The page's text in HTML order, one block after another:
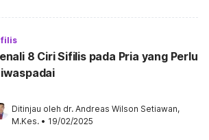
8 Ciri Sifilis pada Pria yang Perlu
Ditinjau oleh dr. Andreas Wilson Setiawan,
M.Kes. • 19/02/2025